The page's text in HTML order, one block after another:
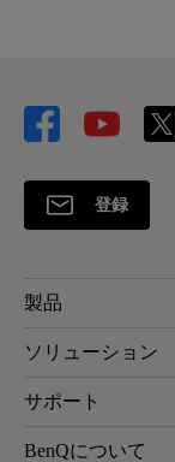
登録
製品
プロジェクター
照明
Webカメラ
ソリューション
ビジネス向け
サポート
サポート
BenQについて